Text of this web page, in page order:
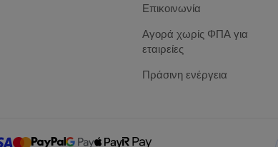
Επικοινωνία
Αγορά χωρίς ΦΠΑ για
εταιρείες
Πράσινη ενέργεια